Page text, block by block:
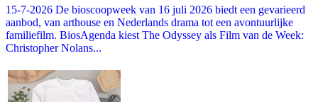
15-7-2026 De bioscoopweek van 16 juli 2026 biedt een gevarieerd
aanbod, van arthouse en Nederlands drama tot een avontuurlijke
familiefilm. BiosAgenda kiest The Odyssey als Film van de Week:
Christopher Nolans...